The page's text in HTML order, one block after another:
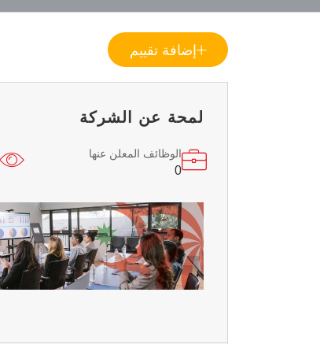
إضافة تقييم
لمحة عن الشركة
الوظائف المعلن عنها
0